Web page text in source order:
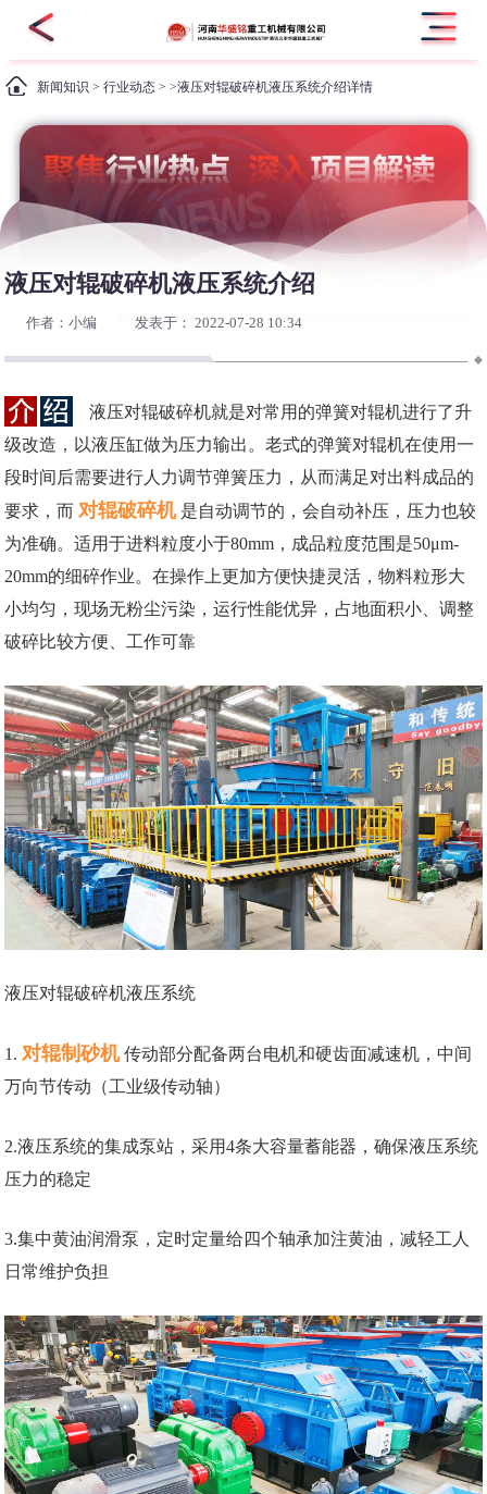
新闻知识 >行业动态 > >液压对辊破碎机液压系统介绍详情
液压对辊破碎机液压系统介绍
作者：小编 发表于： 2022-07-28 10:34
液压对辊破碎机就是对常用的弹簧对辊机进行了升
级改造，以液压缸做为压力输出。老式的弹簧对辊机在使用一
段时间后需要进行人力调节弹簧压力，从而满足对出料成品的
要求，而 对辊破碎机 是自动调节的，会自动补压，压力也较
为准确。适用于进料粒度小于80mm，成品粒度范围是50μm-
20mm的细碎作业。在操作上更加方便快捷灵活，物料粒形大
小均匀，现场无粉尘污染，运行性能优异，占地面积小、调整
破碎比较方便、工作可靠
液压对辊破碎机液压系统
1. 对辊制砂机 传动部分配备两台电机和硬齿面减速机，中间
万向节传动（工业级传动轴）
2.液压系统的集成泵站，采用4条大容量蓄能器，确保液压系统
压力的稳定
3.集中黄油润滑泵，定时定量给四个轴承加注黄油，减轻工人
日常维护负担